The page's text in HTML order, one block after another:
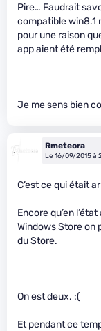
Pire… Faudrait
compatible win8.1
pour une raison
app aient été
Je me sens bien
Rmeteora
Le 16/09/2015 à
C’est ce qui était
Encore qu’en
Windows Store on
du Store.
On est deux. :(
Et pendant ce